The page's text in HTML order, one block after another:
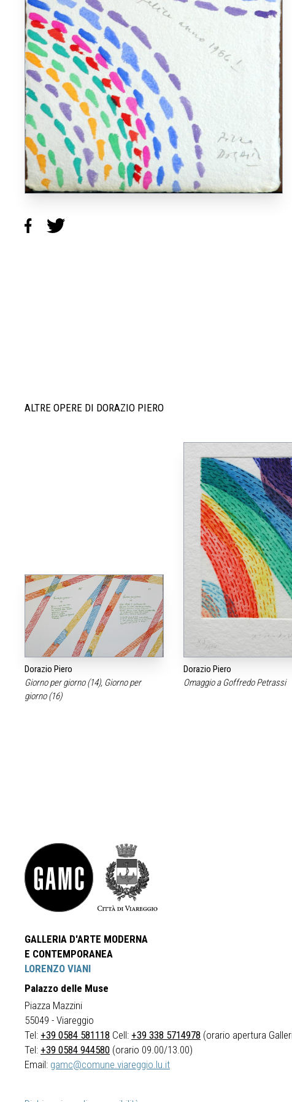
ALTRE OPERE DI DORAZIO PIERO
Dorazio Piero
Giorno per giorno (14), Giorno per
giorno (16)
Dorazio Piero
Omaggio a Goffredo Petrassi
GALLERIA D'ARTE MODERNA
E CONTEMPORANEA
LORENZO VIANI
Palazzo delle Muse
Piazza Mazzini
55049 - Viareggio
Tel: +39 0584 581118 Cell: +39 338 5714978 (orario apertura
Tel: +39 0584 944580 (orario 09.00/13.00)
Email: gamc@comune.viareggio.lu.it